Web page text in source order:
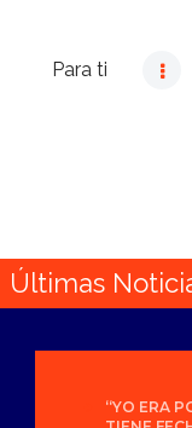
Para ti
Últimas
“YO ERA